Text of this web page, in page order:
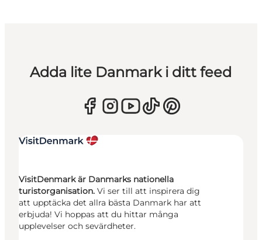
Adda lite Danmark i ditt feed
VisitDenmark är Danmarks nationella
turistorganisation. Vi ser till att inspirera dig
att upptäcka det allra bästa Danmark har att
erbjuda! Vi hoppas att du hittar många
upplevelser och sevärdheter.